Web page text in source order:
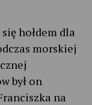
hołdem dla
morskiej
był on
na